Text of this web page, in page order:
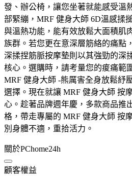
發、辦公椅，讓您坐著就能感受溫
部緊繃，MRF 健身大師 6D溫感揉
與溫熱功能，能有效放鬆大面積肌
族群。若您更在意深層筋絡的痛點
深揉捏筋脈按摩墊則以其強勁的深
核心。選購時，請考量您的痠痛範
MRF 健身大師 -熊厲害全身放鬆紓
選擇。現在就讓 MRF 健身大師 按
心。趁著品牌週年慶，多款商品推
格，帶走專屬的 MRF 健身大師 按
別身體不適，重拾活力。
關於PChome24h
顧客權益